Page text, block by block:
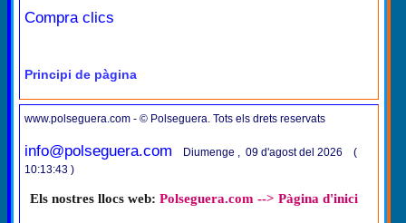
Compra clics
Principi de pàgina
www.polseguera.com - © Polseguera. Tots els drets reservats
info@polseguera.com
Diumenge , 09 d'agost del 2026 (
10:13:43 )
Els nostres llocs web: Polseguera.com --> Pàgina d'inici